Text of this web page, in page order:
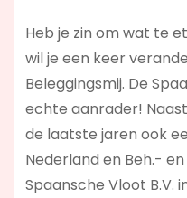
Heb je zin om wat te
wil je een keer
Beleggingsmij. De
echte aanrader!
de laatste jaren ook
Nederland en Beh.-
Spaansche Vloot B.V.